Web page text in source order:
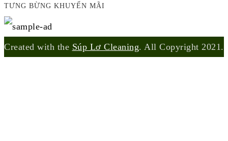
TƯNG BỪNG KHUYẾN MÃI
Created with the Súp Lơ Cleaning. All Copyright 2021.